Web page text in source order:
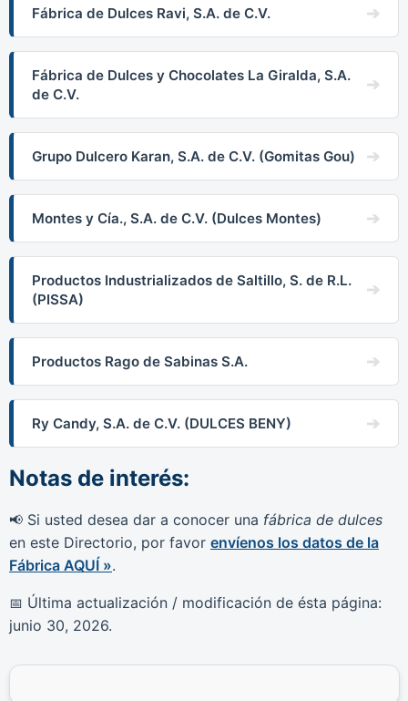
Fábrica de Dulces Ravi, S.A. de C.V.
Fábrica de Dulces y Chocolates La Giralda, S.A.
de C.V.
Grupo Dulcero Karan, S.A. de C.V. (Gomitas Gou)
Montes y Cía., S.A. de C.V. (Dulces Montes)
Productos Industrializados de Saltillo, S. de R.L.
(PISSA)
Productos Rago de Sabinas S.A.
Ry Candy, S.A. de C.V. (DULCES BENY)
Notas de interés:
📢 Si usted desea dar a conocer una fábrica de dulces
en este Directorio, por favor envíenos los datos de la
Fábrica AQUÍ ».
📅 Última actualización / modificación de ésta página:
junio 30, 2026.